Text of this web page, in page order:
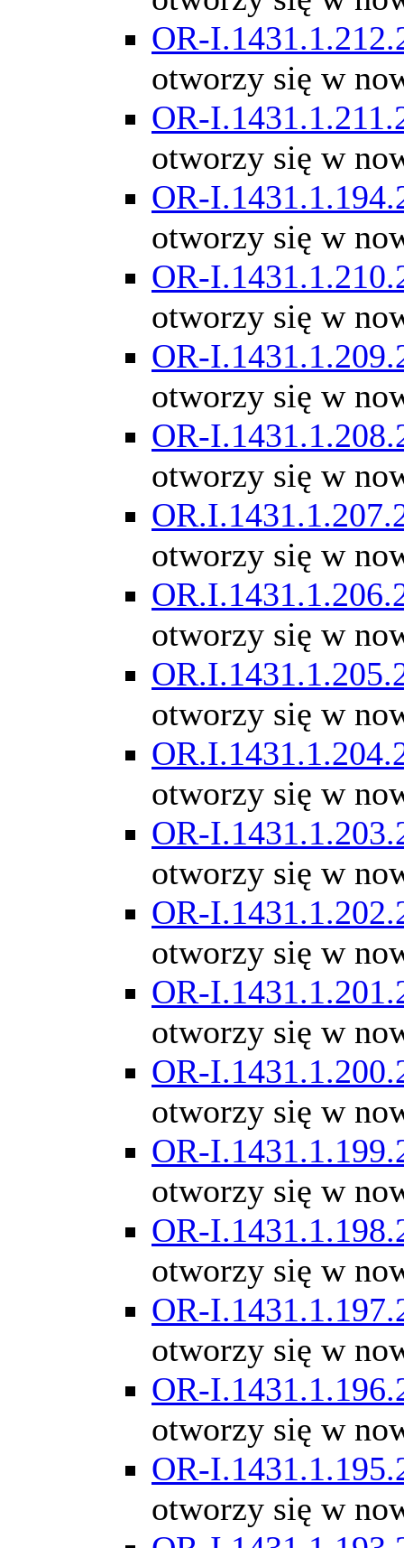
OR-
otworzy się w
OR-
otworzy się w
OR-
otworzy się w
OR-
otworzy się w
OR-
otworzy się w
OR-
otworzy się w
otworzy się w
otworzy się w
otworzy się w
otworzy się w
OR-
otworzy się w
OR-
otworzy się w
OR-
otworzy się w
OR-
otworzy się w
OR-
otworzy się w
OR-
otworzy się w
OR-
otworzy się w
OR-
otworzy się w
OR-
otworzy się w